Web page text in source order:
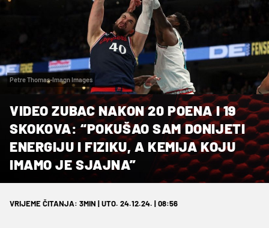
Petre Thomas-Imagn Images
VIDEO ZUBAC NAKON 20 POENA I 19
SKOKOVA: “POKUŠAO SAM DONIJETI
ENERGIJU I FIZIKU, A KEMIJA KOJU
IMAMO JE SJAJNA”
VRIJEME ČITANJA: 3MIN | UTO. 24.12.24. | 08:56